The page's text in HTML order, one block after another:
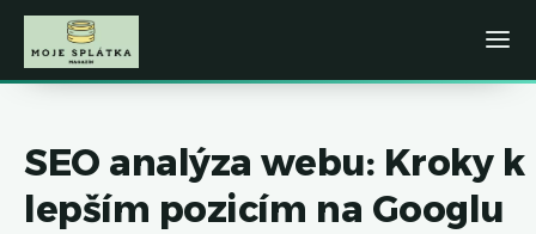
SEO analýza webu: Kroky k
lepším pozicím na Googlu